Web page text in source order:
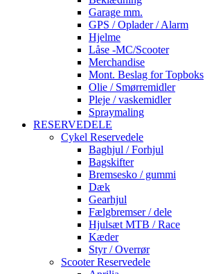
Garage mm.
GPS / Oplader / Alarm
Hjelme
Låse -MC/Scooter
Merchandise
Mont. Beslag for Topboks
Olie / Smørremidler
Pleje / vaskemidler
Spraymaling
RESERVEDELE
Cykel Reservedele
Baghjul / Forhjul
Bagskifter
Bremsesko / gummi
Dæk
Gearhjul
Fælgbremser / dele
Hjulsæt MTB / Race
Kæder
Styr / Overrør
Scooter Reservedele